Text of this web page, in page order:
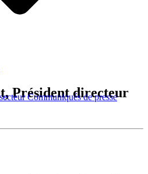
Communiqués de presse
Président directeur